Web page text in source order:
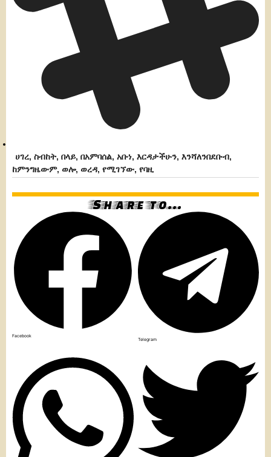
ሀገረ, ስብከት, በላይ, በአምባሰል, አቡነ, እርዳታችሁን, እንሻለንበደቡብ,
ከምንግዜውም, ወሎ, ወረዳ, የሚገኘው, የባዚ
Share to...
Facebook
Telegram